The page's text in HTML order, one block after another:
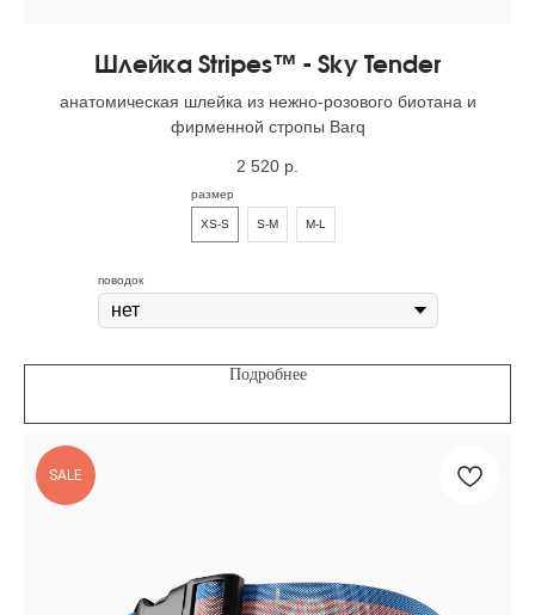
Шлейка Stripes™ - Sky Tender
анатомическая шлейка из нежно-розового биотана и
фирменной стропы Barq
2 520 р.
размер
XS-S S-M M-L
поводок
Подробнее
SALE